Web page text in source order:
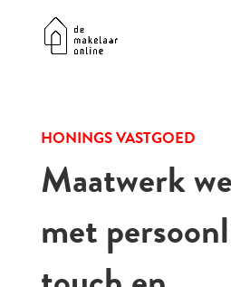
HONINGS VASTGOED
Maatwerk
met